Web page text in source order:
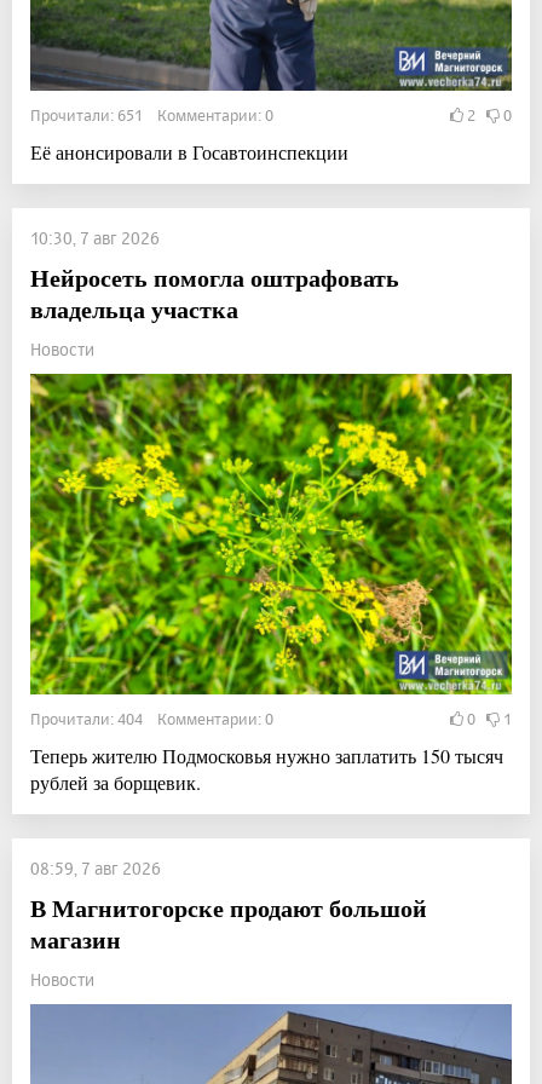
Прочитали: 651 Комментарии: 0 2 0
Её анонсировали в Госавтоинспекции
10:30, 7 авг 2026
Нейросеть помогла оштрафовать
владельца участка
Новости
Прочитали: 404 Комментарии: 0 0 1
Теперь жителю Подмосковья нужно заплатить 150 тысяч
рублей за борщевик.
08:59, 7 авг 2026
В Магнитогорске продают большой
магазин
Новости